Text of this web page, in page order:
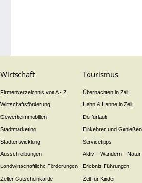
Wirtschaft
Firmenverzeichnis von A - Z
Wirtschaftsförderung
Gewerbeimmobilien
Stadtmarketing
Stadtentwicklung
Ausschreibungen
Landwirtschaftliche Förderungen
Zeller Gutscheinkärtle
Tourismus
Übernachten in Zell
Hahn & Henne in Zell
Dorfurlaub
Einkehren und Genießen
Servicetipps
Aktiv – Wandern – Natur
Erlebnis-Führungen
Zell für Kinder